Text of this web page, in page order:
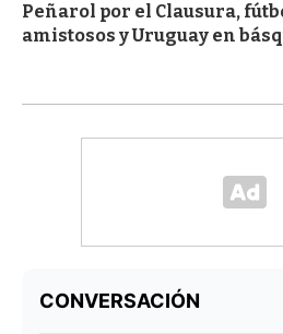
Peñarol por el Clausura,
amistosos y Uruguay en